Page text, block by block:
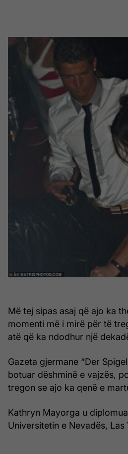
Më tej sipas asaj që ajo ka
momenti më i mirë për të
atë që ka ndodhur një
Gazeta gjermane “Der
botuar dëshminë e vajzës,
tregon se ajo ka qenë e
Kathryn Mayorga u
Universitetin e Nevadës, Las